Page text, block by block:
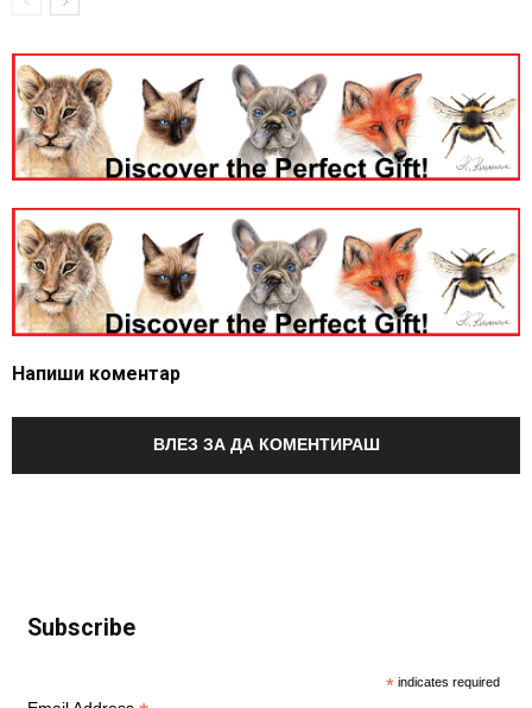
Напиши коментар
ВЛЕЗ ЗА ДА КОМЕНТИРАШ
Subscribe
* indicates required